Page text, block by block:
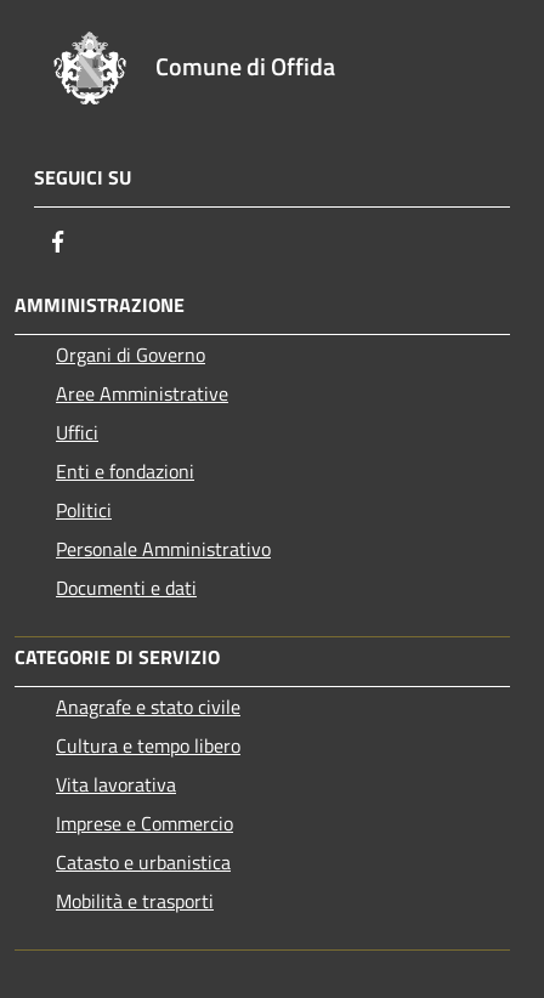
Comune di Offida
SEGUICI SU
AMMINISTRAZIONE
Organi di Governo
Aree Amministrative
Uffici
Enti e fondazioni
Politici
Personale Amministrativo
Documenti e dati
CATEGORIE DI SERVIZIO
Anagrafe e stato civile
Cultura e tempo libero
Vita lavorativa
Imprese e Commercio
Catasto e urbanistica
Mobilità e trasporti